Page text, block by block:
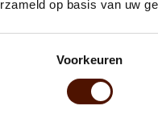
op basis van uw
Voorkeuren
UW KEUZE